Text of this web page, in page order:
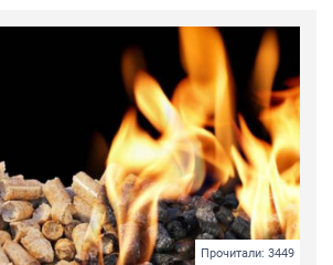
Прочитали: 3449